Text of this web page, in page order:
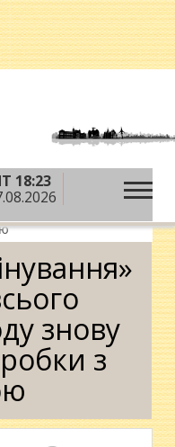
18:23події
На
шляхопроводу
знову
з